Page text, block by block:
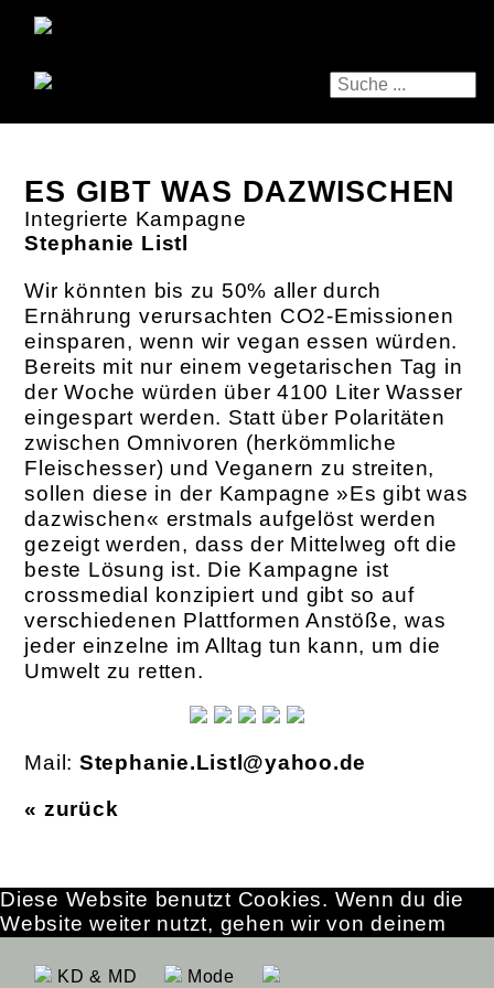
ES GIBT WAS DAZWISCHEN
Integrierte Kampagne
Stephanie Listl
Wir könnten bis zu 50% aller durch
Ernährung verursachten CO2-Emissionen
einsparen, wenn wir vegan essen würden.
Bereits mit nur einem vegetarischen Tag in
der Woche würden über 4100 Liter Wasser
eingespart werden. Statt über Polaritäten
zwischen Omnivoren (herkömmliche
Fleischesser) und Veganern zu streiten,
sollen diese in der Kampagne »Es gibt was
dazwischen« erstmals aufgelöst werden
gezeigt werden, dass der Mittelweg oft die
beste Lösung ist. Die Kampagne ist
crossmedial konzipiert und gibt so auf
verschiedenen Plattformen Anstöße, was
jeder einzelne im Alltag tun kann, um die
Umwelt zu retten.
Mail: Stephanie.Listl@yahoo.de
« zurück
KD & MD Mode
Diese Website benutzt Cookies. Wenn du die
Website weiter nutzt, gehen wir von deinem